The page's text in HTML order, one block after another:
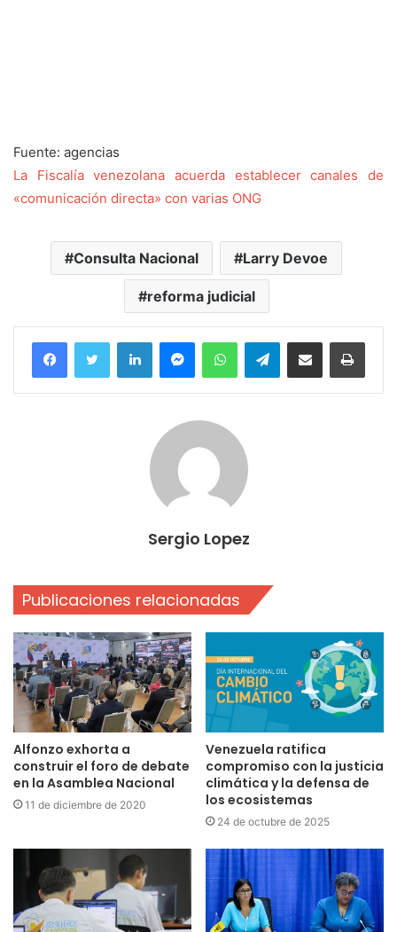
Fuente: agencias
La Fiscalía venezolana acuerda establecer canales de
«comunicación directa» con varias ONG
Consulta Nacional Larry Devoe
reforma judicial
FacebookTwitter LinkedInMessengerWhatsAppTelegramCompartir por correo electrónico
Sergio Lopez
Publicaciones relacionadas
Alfonzo exhorta a
construir el foro de debate
en la Asamblea Nacional
11 de diciembre de 2020
Venezuela ratifica
compromiso con la justicia
climática y la defensa de
los ecosistemas
24 de octubre de 2025